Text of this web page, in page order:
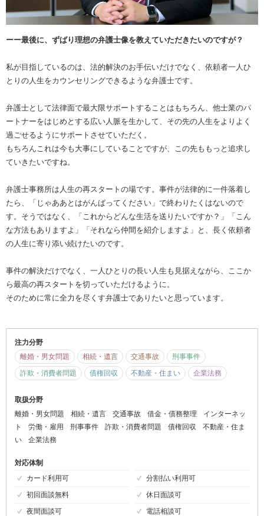
ーー最後に、ずばり理想の弁護士像を教えていただきたいのですが？
私が目指しているのは、法的解決のお手伝いだけでなく、依頼者一人ひ
とりの人生をカウンセリングできるような弁護士です。
弁護士として法律面で最大限サポートすることはもちろん、他士業のパ
ートナーをはじめとする広い人脈を生かして、その先の人生をよりよく
過ごせるようにサポートさせていただく。
もちろんこれは今も大事にしていることですが、この先ももっと追求し
ていきたいですね。
弁護士事務所は人生の再スタートの場です。事件が法律的に一件落着し
たら、「じゃああとはがんばってください」で終わりたくはないので
す。そうではなく、「これからどんな生活を送りたいですか？」「こん
な方法もありますよ」「それなら仲間を紹介しますよ」と、長く依頼者
の人生に寄り添い続けたいのです。
事件の解決だけでなく、一人ひとりの長い人生も見据えながら、ここか
ら最高の再スタートを切っていただけるように。
そのために常に全力を尽くす弁護士でありたいと思っています。
注力分野
離婚・男女問題
相続・遺言 交通事故
刑事事件
詐欺・消費者問題
債権回収 不動産・住まい 企業法務
取扱分野
離婚・男女問題
相続・遺言 交通事故 借金・債務整理
インターネッ
ト
労働・雇用 刑事事件 詐欺・消費者問題 債権回収
不動産・住ま
い
企業法務
対応体制
カード利用可
分割払い利用可
初回面談無料
休日面談可
夜間面談可
電話相談可